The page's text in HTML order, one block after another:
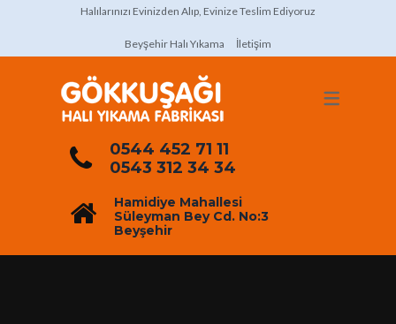
Halılarınızı Evinizden Alıp, Evinize Teslim Ediyoruz
Beyşehir Halı Yıkama İletişim
0544 452 71 11
0543 312 34 34
Hamidiye Mahallesi
Süleyman Bey Cd. No:3
Beyşehir